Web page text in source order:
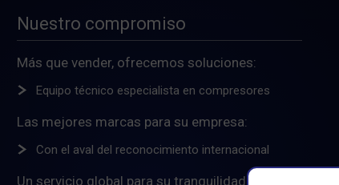
Nuestro compromiso
Más que vender, ofrecemos soluciones:
Equipo técnico especialista en compresores
Las mejores marcas para su empresa:
Con el aval del reconocimiento internacional
Un servicio global para su tranquilidad: